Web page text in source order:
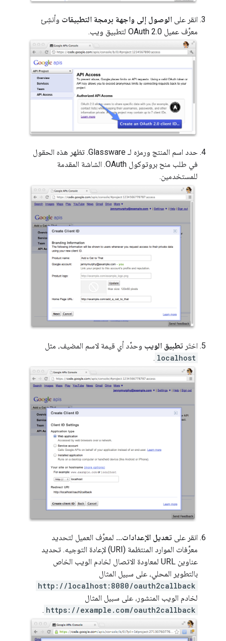
انقر على الوصول إلى واجهة برمجة التطبيقات وأنشِئ
معرِّف عميل OAuth 2.0 لتطبيق ويب.
حدد اسم المنتج ورمزه لـ Glassware. تظهر هذه الحقول
في طلب منح بروتوكول OAuth. الشاشة المقدمة
للمستخدمين.
اختَر تطبيق الويب وحدِّد أي قيمة لاسم المضيف، مثل
localhost
.
انقر على تعديل الإعدادات... لمعرِّف العميل لتحديد
معرِّفات الموارد المنتظمة (URI) لإعادة التوجيه. تحديد
عناوين URL لمعاودة الاتصال لخادم الويب الخاص
بالتطوير المحلي، على سبيل المثال
http://localhost:8080/oauth2callback
لخادم الويب المنشور، على سبيل المثال
https://example.com/oauth2callback
.